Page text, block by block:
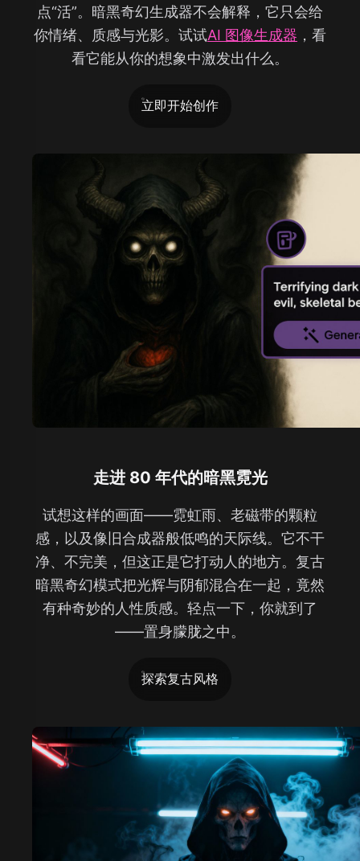
点“活”。暗黑奇幻生成器不会解释，它只会给
你情绪、质感与光影。试试AI 图像生成器 ，看
看它能从你的想象中激发出什么。
立即开始创作
走进 80 年代的暗黑霓光
试想这样的画面——霓虹雨、老磁带的颗粒
感，以及像旧合成器般低鸣的天际线。它不干
净、不完美，但这正是它打动人的地方。复古
暗黑奇幻模式把光辉与阴郁混合在一起，竟然
有种奇妙的人性质感。轻点一下，你就到了
——置身朦胧之中。
探索复古风格